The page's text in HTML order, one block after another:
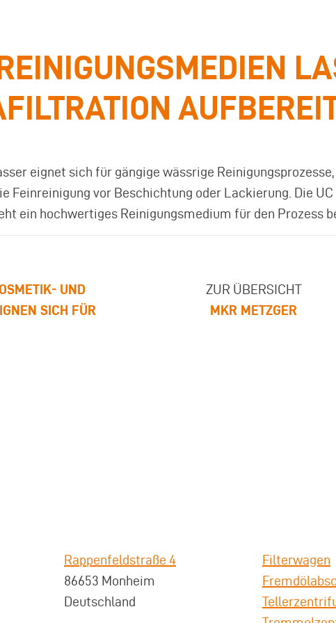
eignet sich für gängige wässrige
Feinreinigung vor Beschichtung oder Lackierung. Die
ein hochwertiges Reinigungsmedium für den Prozess
UND
SICH FÜR
ZUR ÜBERSICHT
MKR METZGER
Rappenfeldstraße 4
86653 Monheim
Deutschland
Filterwagen